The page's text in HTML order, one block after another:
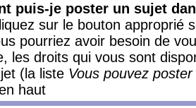
puis-je poster un sujet
sur le bouton approprié
pourriez avoir besoin de
les droits qui vous sont
(la liste Vous pouvez
haut